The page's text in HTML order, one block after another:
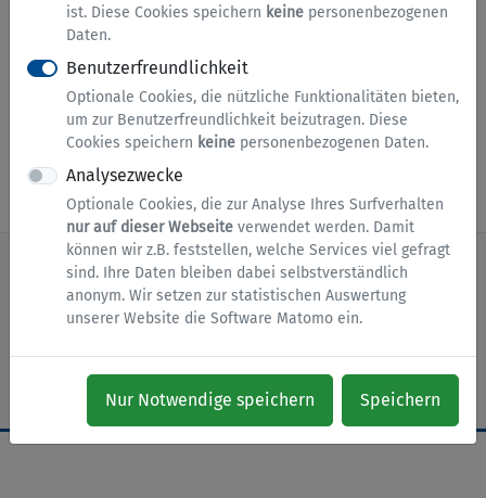
ist. Diese Cookies speichern keine personenbezogenen
Daten.
Benutzerfreundlichkeit
Optionale Cookies, die nützliche Funktionalitäten bieten,
um zur Benutzerfreundlichkeit beizutragen. Diese
Cookies speichern keine personenbezogenen Daten.
Analysezwecke
Optionale Cookies, die zur Analyse Ihres Surfverhalten
nur auf dieser Webseite verwendet werden. Damit
können wir z.B. feststellen, welche Services viel gefragt
sind. Ihre Daten bleiben dabei selbstverständlich
anonym. Wir setzen zur statistischen Auswertung
unserer Website die Software Matomo ein.
Nur Notwendige speichern Speichern
Hinweis
Mit Klick auf den Button werden Sie auf eine
externe Seite weitergeleitet.
Dienst starten
nach oben Zur Startseite Impressum
Datenschutz Barrierefreiheit Cookies